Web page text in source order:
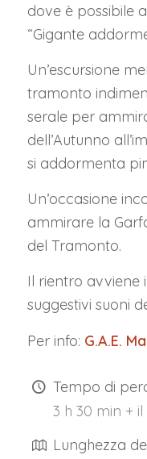
dove è possibile
“Gigante
Un’escursione
tramonto
serale per
dell’Autunno
si addormenta
Un’occasione
ammirare la
del Tramonto.
Il rientro avviene
suggestivi suoni
Per info: G.A.E.
Tempo di
3 h 30 min +
Lunghezza